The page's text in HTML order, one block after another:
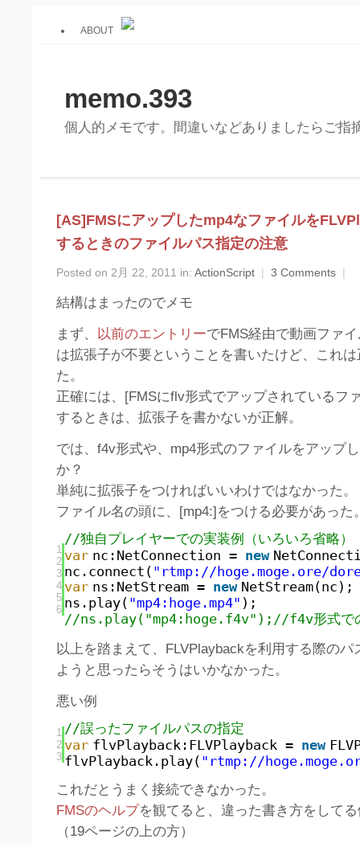
ABOUT
memo.393
個人的メモです。間違いなどありましたらご指
[AS]FMSにアップしたmp4なファイルを
するときのファイルパス指定の注意
Posted on 2月 22, 2011 in: ActionScript | 3 Comments |
結構はまったのでメモ
まず、 以前のエントリーでFMS経由で動画ファ
は拡張子が不要ということを書いたけど、これ
た。
正確には、[FMSにflv形式でアップされているフ
するときは、拡張子を書かないが正解。
では、f4v形式や、mp4形式のファイルをアップ
か？
単純に拡張子をつければいいわけではなかった。
ファイル名の頭に、[mp4:]をつける必要があった
1
2
3
4
5
6
//独自プレイヤーでの実装例（いろいろ省略）
var nc:NetConnection = new
nc.connect( "rtmp://hoge.moge.ore/
var ns:NetStream = new NetStream(nc);
ns.play( "mp4:hoge.mp4" );
//ns.play("mp4:hoge.f4v");//f4v形式で
以上を踏まえて、FLVPlaybackを利用する際のパ
ようと思ったらそうはいかなかった。
悪い例
1
2
3
//誤ったファイルパスの指定
var flvPlayback:FLVPlayback = new
flvPlayback.play( "rtmp://
これだとうまく接続できなかった。
FMSのヘルプを観てると、違った書き方をして
（19ページの上の方）